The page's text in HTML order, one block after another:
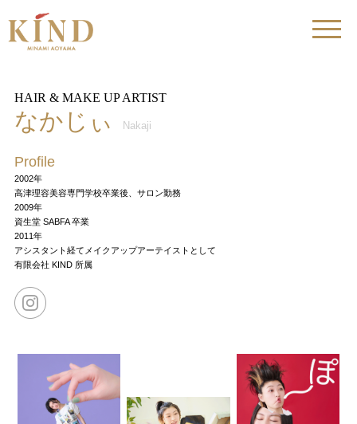
HAIR & MAKE UP ARTIST
なかじぃ Nakaji
Profile
2002年
高津理容美容専門学校卒業後、サロン勤務
2009年
資生堂 SABFA 卒業
2011年
アシスタント経てメイクアップアーテイストとして
有限会社 KIND 所属